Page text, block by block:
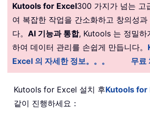
Kutools for Excel300 가지가 넘는 고
여 복잡한 작업을 간소화하고 창의성
다。 AI 기능과 통합, Kutools 는 정밀하
하여 데이터 관리를 손쉽게 만듭니다。
Excel 의 자세한 정보。。。
무료
Kutools for Excel 설치 후Kutools for
같이 진행하세요：